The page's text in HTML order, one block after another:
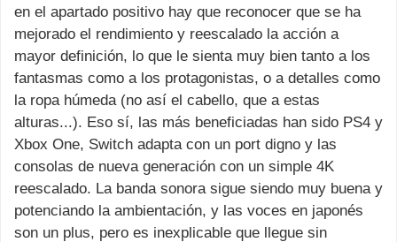
en el apartado positivo hay que reconocer que se ha
mejorado el rendimiento y reescalado la acción a
mayor definición, lo que le sienta muy bien tanto a los
fantasmas como a los protagonistas, o a detalles como
la ropa húmeda (no así el cabello, que a estas
alturas...). Eso sí, las más beneficiadas han sido PS4 y
Xbox One, Switch adapta con un port digno y las
consolas de nueva generación con un simple 4K
reescalado. La banda sonora sigue siendo muy buena y
potenciando la ambientación, y las voces en japonés
son un plus, pero es inexplicable que llegue sin